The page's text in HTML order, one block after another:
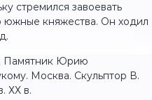
стремился завоевать
южные княжества. Он ходил